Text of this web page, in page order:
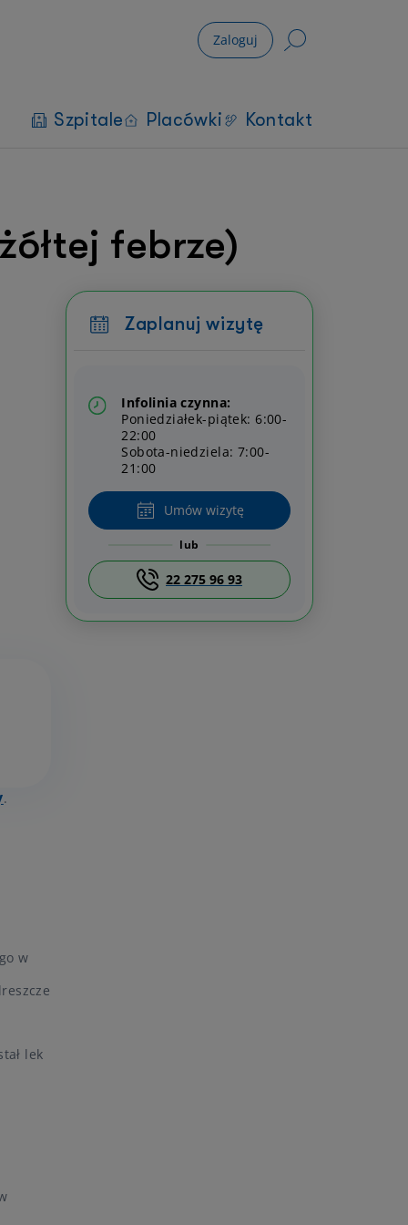
Zaloguj
Szpitale Placówki Kontakt
febrze)
.
w
lek
Zaplanuj wizytę
Infolinia czynna:
Poniedziałek-piątek: 6:00-
22:00
Sobota-niedziela: 7:00-
21:00
Umów wizytę
lub
22 275 96 93